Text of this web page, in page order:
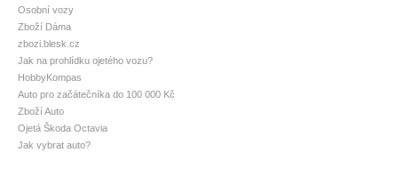
Osobní vozy
Zboží Dáma
zbozi.blesk.cz
Jak na prohlídku ojetého vozu?
HobbyKompas
Auto pro začátečníka do 100 000 Kč
Zboží Auto
Ojetá Škoda Octavia
Jak vybrat auto?